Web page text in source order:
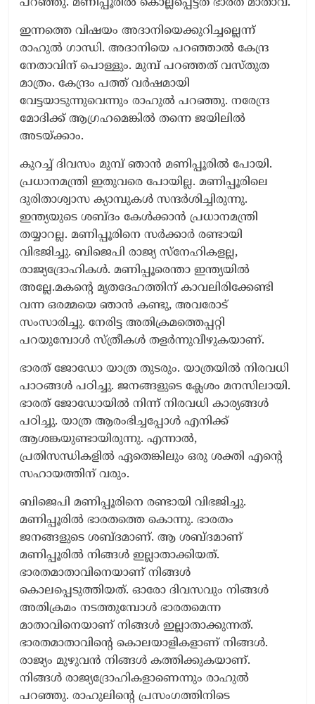
ഇന്നത്തെ വിഷയം അദാനിയെക്കുറിച്ചല്ലെന്ന്
രാഹുൽ ഗാന്ധി. അദാനിയെ പറഞ്ഞാൽ കേന്ദ്ര
നേതാവിന് പൊള്ളും. മുമ്പ് പറഞ്ഞത് വസ്‌തുത
മാത്രം. കേന്ദ്രം പത്ത് വർഷമായി
വേട്ടയാടുന്നുവെന്നും രാഹുൽ പറഞ്ഞു. നരേന്ദ്ര
മോദിക്ക് ആഗ്രഹമെങ്കിൽ തന്നെ ജയിലിൽ
അടയ്ക്കാം.
കുറച്ച് ദിവസം മുമ്പ് ഞാൻ മണിപ്പൂരിൽ പോയി.
പ്രധാനമന്ത്രി ഇതുവരെ പോയില്ല. മണിപ്പൂരിലെ
ദുരിതാശ്വാസ ക്യാമ്പുകൾ സന്ദർശിച്ചിരുന്നു.
ഇന്ത്യയുടെ ശബ്ദം കേൾക്കാൻ പ്രധാനമന്ത്രി
തയ്യാറല്ല. മണിപ്പൂരിനെ സർക്കാർ രണ്ടായി
വിഭജിച്ചു. ബിജെപി രാജ്യ സ്നേഹികളല്ല,
രാജ്യദ്രോഹികൾ. മണിപ്പൂരെന്താ ഇന്ത്യയിൽ
അല്ലേ.മകന്റെ മൃതദേഹത്തിന് കാവലിരിക്കേണ്ടി
വന്ന ഒരമ്മയെ ഞാൻ കണ്ടു, അവരോട്
സംസാരിച്ചു. നേരിട്ട അതിക്രമത്തെപ്പറ്റി
പറയുമ്പോൾ സ്ത്രീകൾ തളർന്നുവീഴുകയാണ്.
ഭാരത് ജോഡോ യാത്ര തുടരും. യാത്രയിൽ നിരവധി
പാഠങ്ങൾ പഠിച്ചു. ജനങ്ങളുടെ ക്ലേശം മനസിലായി.
ഭാരത് ജോഡോയിൽ നിന്ന് നിരവധി കാര്യങ്ങൾ
പഠിച്ചു. യാത്ര ആരംഭിച്ചപ്പോൾ എനിക്ക്
ആശങ്കയുണ്ടായിരുന്നു. എന്നാൽ,
പ്രതിസന്ധികളിൽ ഏതെങ്കിലും ഒരു ശക്തി എന്റെ
സഹായത്തിന് വരും.
ബിജെപി മണിപ്പൂരിനെ രണ്ടായി വിഭജിച്ചു.
മണിപ്പൂരിൽ ഭാരതത്തെ കൊന്നു. ഭാരതം
ജനങ്ങളുടെ ശബ്ദമാണ്. ആ ശബ്ദമാണ്
മണിപ്പൂരിൽ നിങ്ങൾ ഇല്ലാതാക്കിയത്.
ഭാരതമാതാവിനെയാണ് നിങ്ങൾ‌
കൊലപ്പെടുത്തിയത്. ഓരോ ദിവസവും നിങ്ങൾ
അതിക്രമം നടത്തുമ്പോൾ ഭാരതമെന്ന
മാതാവിനെയാണ് നിങ്ങൾ‌ ഇല്ലാതാക്കുന്നത്.
ഭാരതമാതാവിന്റെ കൊലയാളികളാണ് നിങ്ങൾ.
രാജ്യം മുഴുവൻ നിങ്ങൾ കത്തിക്കുകയാണ്.
നിങ്ങൾ രാജ്യദ്രോഹികളാണെന്നും രാഹുല്‍
പറഞ്ഞു. രാഹുലിന്റെ പ്രസം​ഗത്തിനിടെ